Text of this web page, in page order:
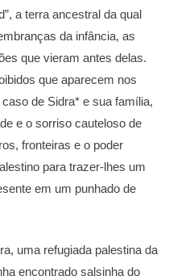
a terra ancestral da qual
da infância, as
que vieram antes delas.
que aparecem nos
de Sidra* e sua família,
e o sorriso cauteloso de
fronteiras e o poder
para trazer-lhes um
em um punhado de
uma refugiada palestina da
encontrado salsinha do